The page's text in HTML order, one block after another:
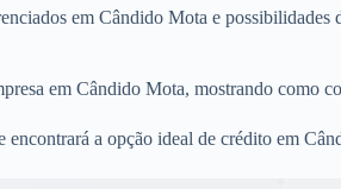
em Cândido Mota e
em Cândido Mota, mostrando como
encontrará a opção ideal de crédito em